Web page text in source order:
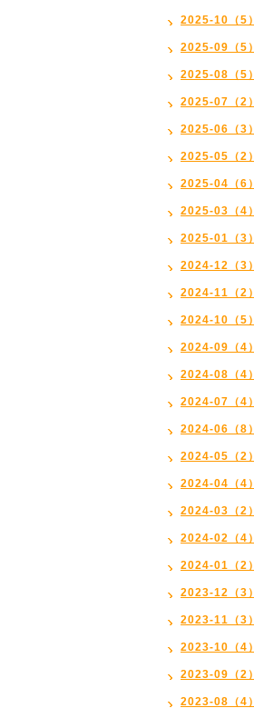
2025-10（5）
2025-09（5）
2025-08（5）
2025-07（2）
2025-06（3）
2025-05（2）
2025-04（6）
2025-03（4）
2025-01（3）
2024-12（3）
2024-11（2）
2024-10（5）
2024-09（4）
2024-08（4）
2024-07（4）
2024-06（8）
2024-05（2）
2024-04（4）
2024-03（2）
2024-02（4）
2024-01（2）
2023-12（3）
2023-11（3）
2023-10（4）
2023-09（2）
2023-08（4）